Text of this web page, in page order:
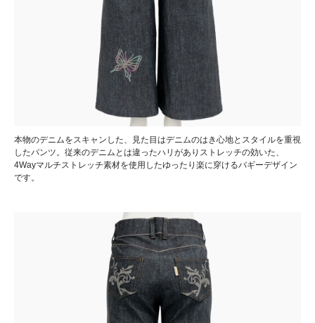
本物のデニムをスキャンした、見た目はデニムのはき心地とスタイルを重視
したパンツ。従来のデニムとは違ったハリがありストレッチの効いた、
4Wayマルチストレッチ素材を使用したゆったり楽に穿けるバギーデザイン
です。